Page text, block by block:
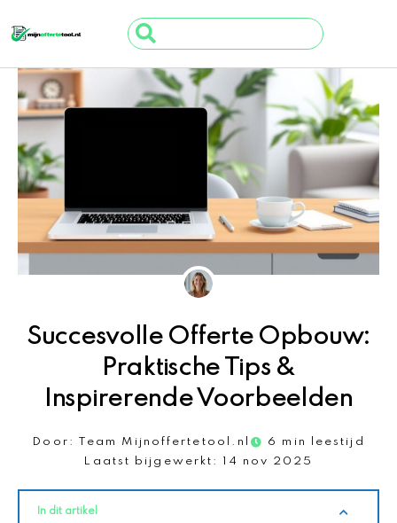
naar
de
inhoud
Search
...
Succesvolle Offerte Opbouw:
Praktische Tips &
Inspirerende Voorbeelden
Door: Team Mijnoffertetool.nl
6 min leestijd
Laatst bijgewerkt:
14 nov 2025
In dit artikel